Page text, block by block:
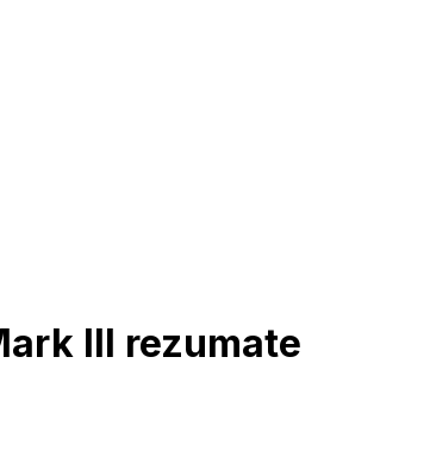
III rezumate